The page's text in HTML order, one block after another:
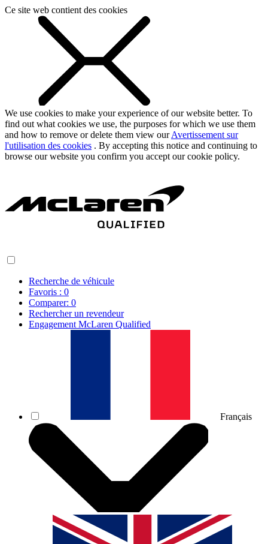
Ce site web contient des cookies
We use cookies to make your experience of our website better. To
find out what cookies we use, the purposes for which we use them
and how to remove or delete them view ourAvertissement sur
l'utilisation des cookies . By accepting this notice and continuing to
browse our website you confirm you accept our cookie policy.
Recherche de véhicule
Favoris : 0
Comparer: 0
Rechercher un revendeur
Engagement McLaren Qualified
Français